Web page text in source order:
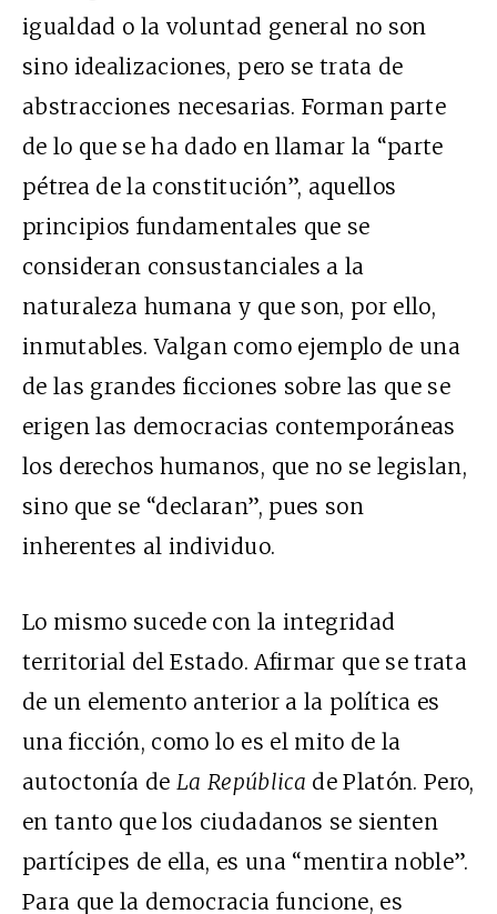
igualdad o la voluntad general no son
sino idealizaciones, pero se trata de
abstracciones necesarias. Forman parte
de lo que se ha dado en llamar la “parte
pétrea de la constitución”, aquellos
principios fundamentales que se
consideran consustanciales a la
naturaleza humana y que son, por ello,
inmutables. Valgan como ejemplo de una
de las grandes ficciones sobre las que se
erigen las democracias contemporáneas
los derechos humanos, que no se legislan,
sino que se “declaran”, pues son
inherentes al individuo.
Lo mismo sucede con la integridad
territorial del Estado. Afirmar que se trata
de un elemento anterior a la política es
una ficción, como lo es el mito de la
autoctonía de La República de Platón. Pero,
en tanto que los ciudadanos se sienten
partícipes de ella, es una “mentira noble”.
Para que la democracia funcione, es